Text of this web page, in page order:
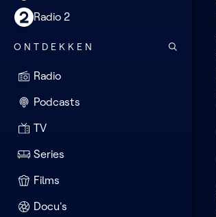
Radio 2
ONTDEKKEN
Radio
Podcasts
TV
Series
Films
Docu's